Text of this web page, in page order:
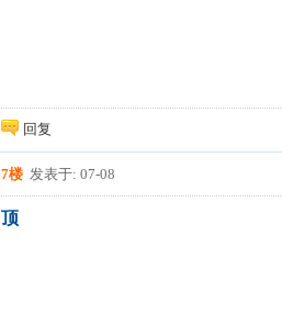
回复
7楼 发表于: 07-08
顶